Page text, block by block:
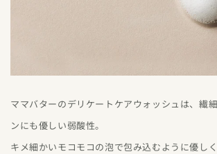
ママバターのデリケートケアウォッシュは、繊
ンにも優しい弱酸性。
キメ細かいモコモコの泡で包み込むように優し